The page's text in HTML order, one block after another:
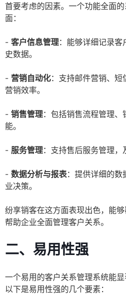
首要考虑的因素。一个功能全面
面：
- 客户信息管理：能够详细记录
史数据。
- 营销自动化：支持邮件营销、
营销效率。
- 销售管理：包括销售流程管理
能。
- 服务管理：支持售后服务管理，
- 数据分析与报表：提供详细的数
业决策。
纷享销客在这方面表现出色，能够
帮助企业全面管理客户关系。
二、易用性强
一个易用的客户关系管理系统能显
以下是易用性强的几个要素：